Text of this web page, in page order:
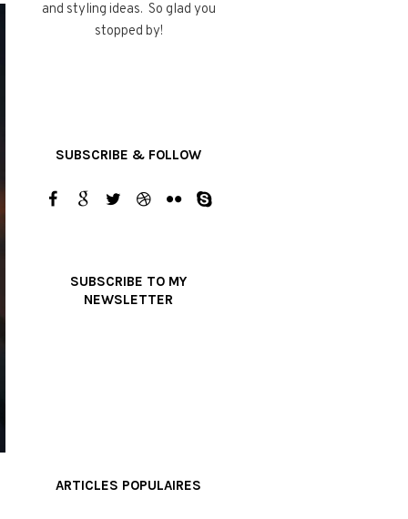
and styling ideas. So glad you
stopped by!
SUBSCRIBE & FOLLOW
SUBSCRIBE TO MY
NEWSLETTER
ARTICLES POPULAIRES